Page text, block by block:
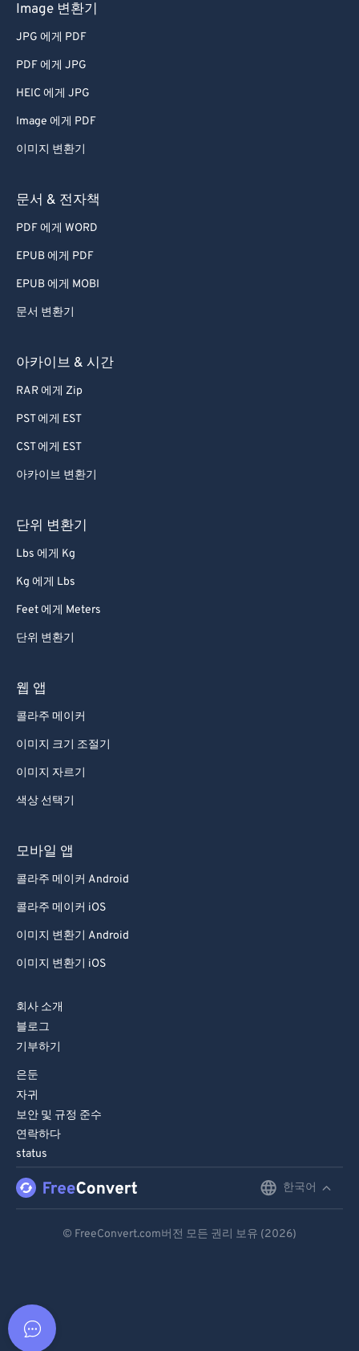
Image 변환기
JPG 에게 PDF
PDF 에게 JPG
HEIC 에게 JPG
Image 에게 PDF
이미지 변환기
문서 & 전자책
PDF 에게 WORD
EPUB 에게 PDF
EPUB 에게 MOBI
문서 변환기
아카이브 & 시간
RAR 에게 Zip
PST 에게 EST
CST 에게 EST
아카이브 변환기
단위 변환기
Lbs 에게 Kg
Kg 에게 Lbs
Feet 에게 Meters
단위 변환기
웹 앱
콜라주 메이커
이미지 크기 조절기
이미지 자르기
색상 선택기
모바일 앱
콜라주 메이커 Android
콜라주 메이커 iOS
이미지 변환기 Android
이미지 변환기 iOS
회사 소개
블로그
기부하기
은둔
자귀
보안 및 규정 준수
연락하다
status
한국어
© FreeConvert.com버전 모든 권리 보유 (2026)